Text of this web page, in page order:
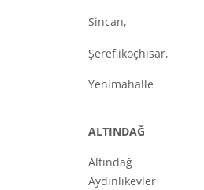
Sincan,
Şereflikoçhisar,
Yenimahalle
ALTINDAĞ
Altındağ
Aydınlıkevler